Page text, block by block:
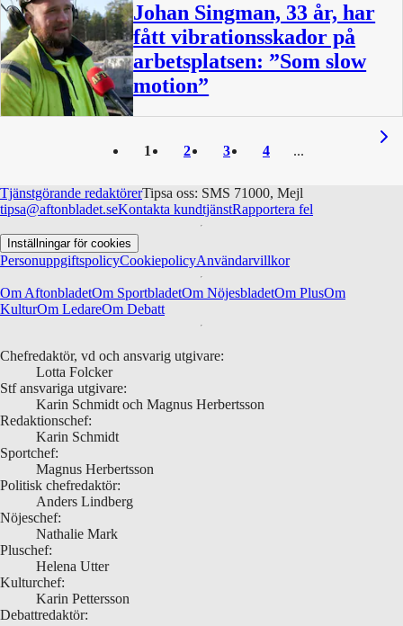
Johan Singman, 33 år, har
fått vibrationsskador på
arbetsplatsen: ”Som slow
motion”
1 2 3 4
Tjänstgörande redaktörerTipsa oss: SMS 71000, Mejl
tipsa@aftonbladet.seKontakta kundtjänstRapportera fel
Inställningar för cookies
PersonuppgiftspolicyCookiepolicyAnvändarvillkor
Om AftonbladetOm SportbladetOm NöjesbladetOm PlusOm
KulturOm LedareOm Debatt
Chefredaktör, vd och ansvarig utgivare:
Lotta Folcker
Stf ansvariga utgivare:
Karin Schmidt och Magnus Herbertsson
Redaktionschef:
Karin Schmidt
Sportchef:
Magnus Herbertsson
Politisk chefredaktör:
Anders Lindberg
Nöjeschef:
Nathalie Mark
Pluschef:
Helena Utter
Kulturchef:
Karin Pettersson
Debattredaktör: